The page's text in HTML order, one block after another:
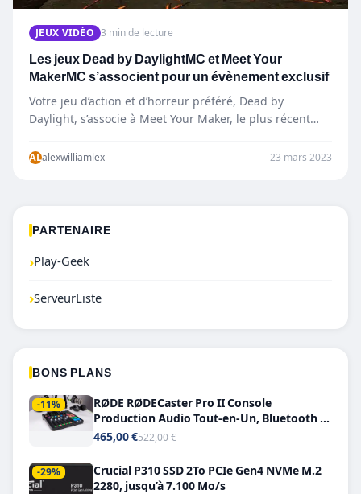
JEUX VIDÉO 3 min de lecture
Les jeux Dead by DaylightMC et Meet Your
MakerMC s’associent pour un évènement exclusif
Votre jeu d’action et d’horreur préféré, Dead by
Daylight, s’associe à Meet Your Maker, le plus récent
ALalexwilliamlex 23 mars 2023
PARTENAIRE
›Play-Geek
›ServeurListe
BONS PLANS
-11%
RØDE RØDECaster Pro II Console
Production Audio Tout-en-Un, Bluetooth et
Double USB-C
465,00 €522,00 €
-29%
Crucial P310 SSD 2To PCIe Gen4 NVMe M.2
2280, jusqu’à 7.100 Mo/s